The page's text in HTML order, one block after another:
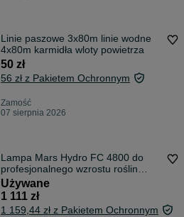
Linie paszowe 3x80m linie wodne
4x80m karmidła wloty powietrza
50 zł
56 zł z Pakietem Ochronnym
Zamość
07 sierpnia 2026
Lampa Mars Hydro FC 4800 do
profesjonalnego wzrostu roślin
indoor
Używane
1 111 zł
1 159,44 zł z Pakietem Ochronnym